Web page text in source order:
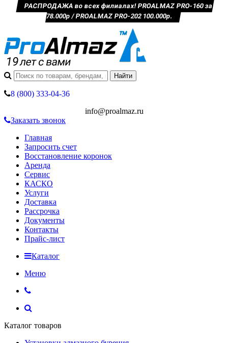
РАСПРОДАЖА во всех филиалах! PROALMAZ PRO-160 за
78.000р / PROALMAZ PRO-202 100.000р.
8 (800) 333-04-36
info@proalmaz.ru
Заказать звонок
Главная
Запросить счет
Восстановление коронок
Аренда
Сервис
КАСКО
Услуги
Доставка
Рассрочка
Документы
Контакты
Прайс-лист
Каталог
Меню
Каталог товаров